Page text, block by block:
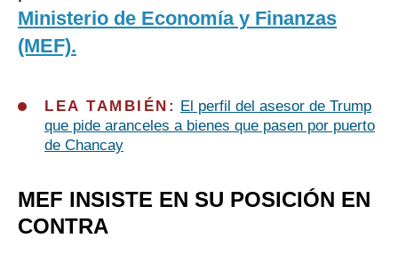
Ministerio de Economía y Finanzas
(MEF).
LEA TAMBIÉN:
El perfil del asesor de Trump
que pide aranceles a bienes que pasen por puerto
de Chancay
MEF INSISTE EN SU POSICIÓN EN
CONTRA